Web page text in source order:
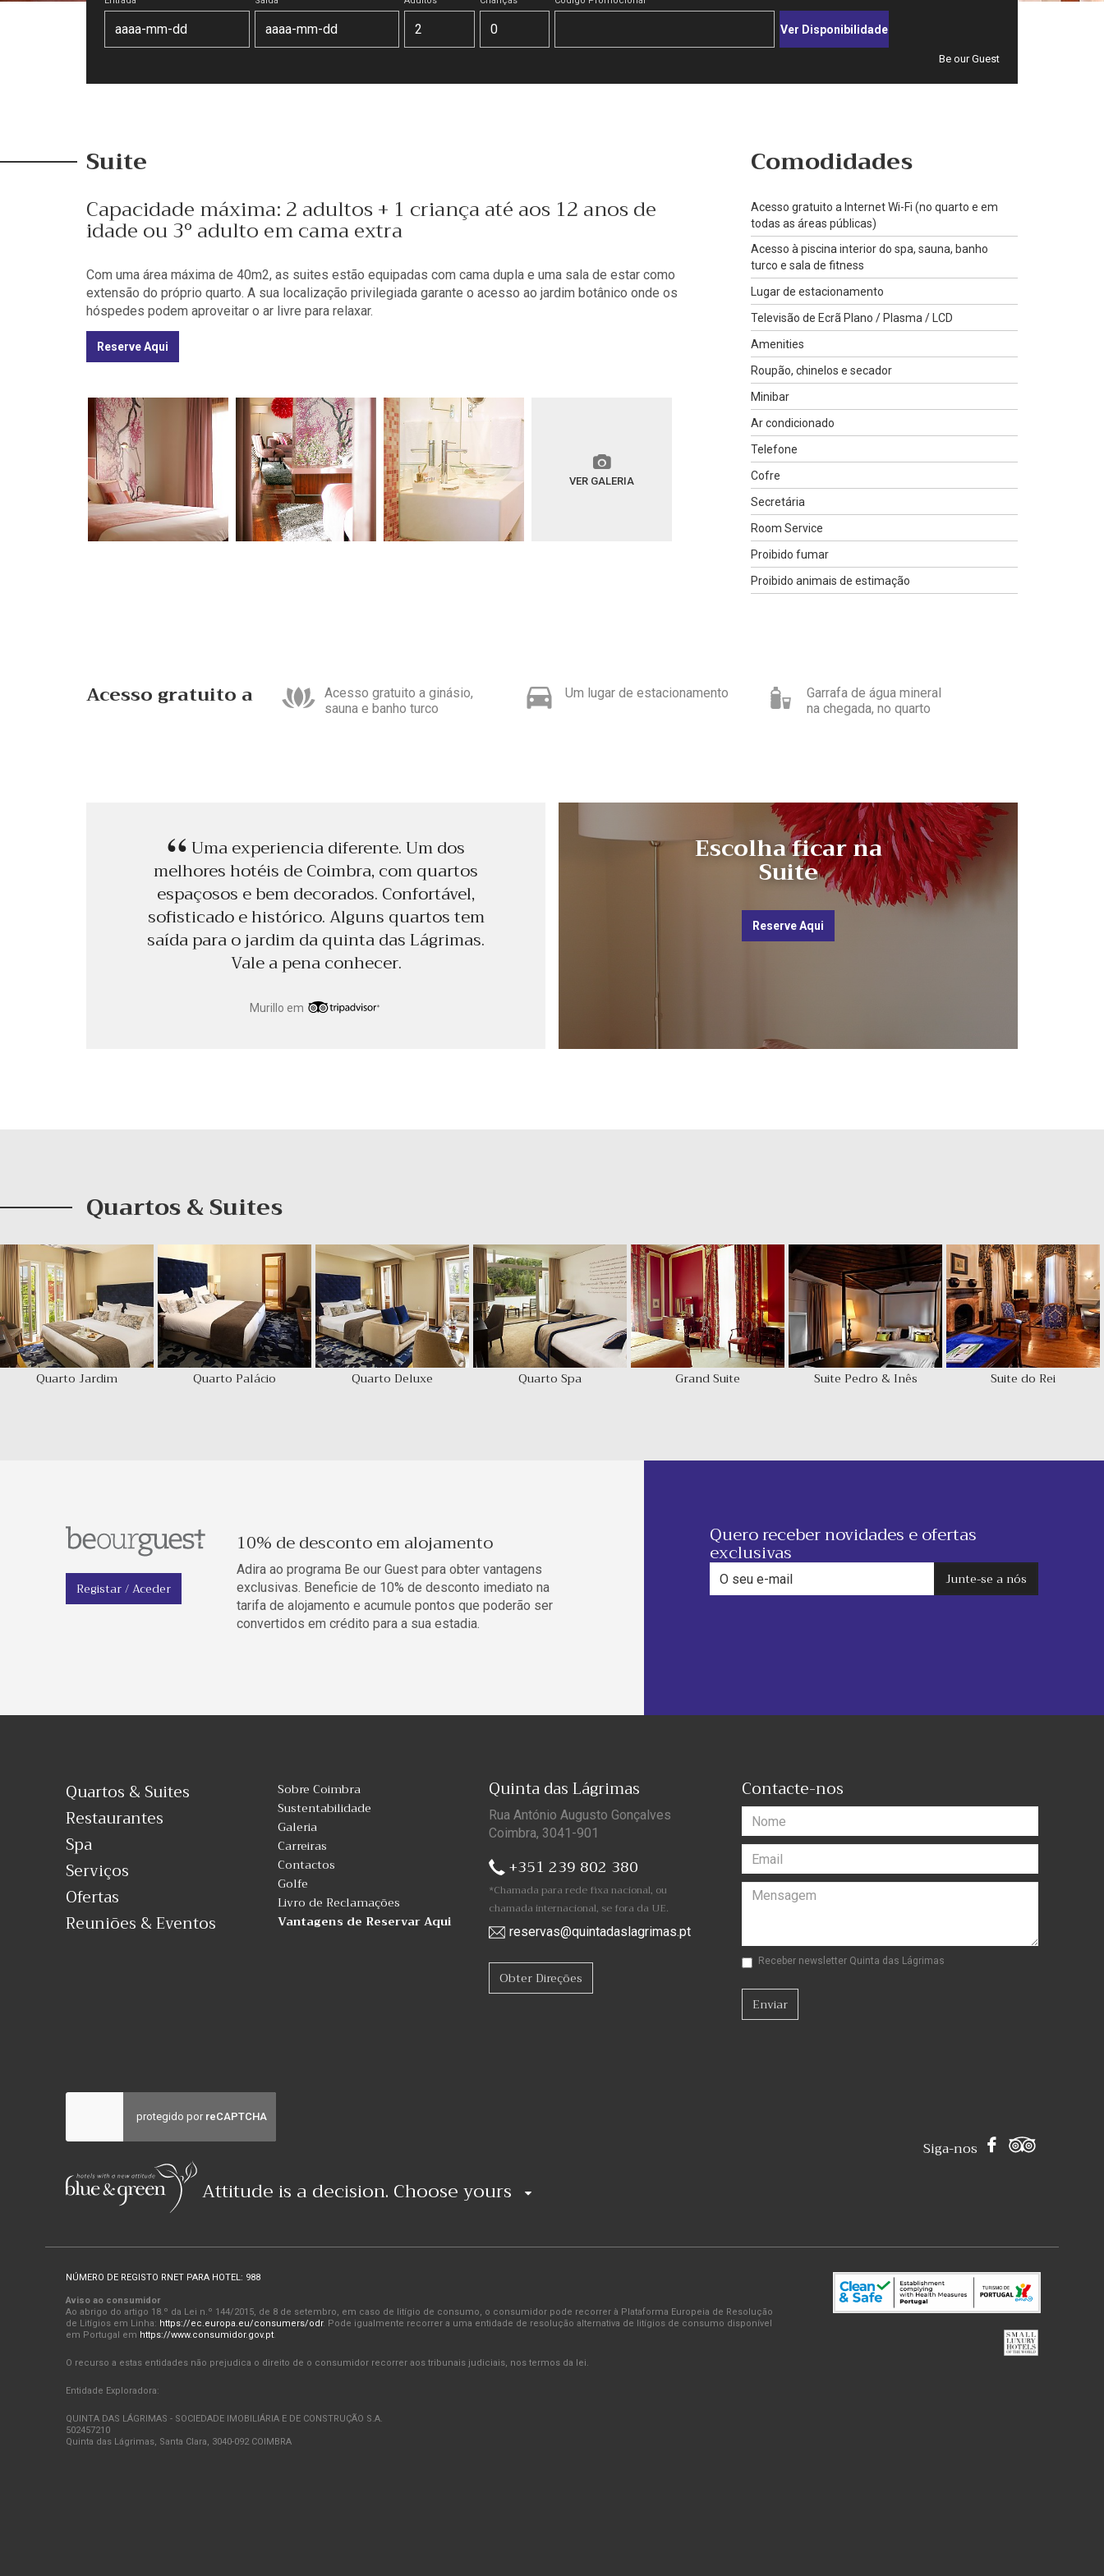
Ver Disponibilidade
Be our Guest
Suite
Capacidade máxima: 2 adultos + 1 criança até aos 12 anos de
idade ou 3º adulto em cama extra
Com uma área máxima de 40m2, as suites estão equipadas com cama dupla e uma sala de estar como
extensão do próprio quarto. A sua localização privilegiada garante o acesso ao jardim botânico onde os
hóspedes podem aproveitar o ar livre para relaxar.
Reserve Aqui
VER GALERIA
Comodidades
Acesso gratuito a Internet Wi-Fi (no quarto e em
todas as áreas públicas)
Acesso à piscina interior do spa, sauna, banho
turco e sala de fitness
Lugar de estacionamento
Televisão de Ecrã Plano / Plasma / LCD
Amenities
Roupão, chinelos e secador
Minibar
Ar condicionado
Telefone
Cofre
Secretária
Room Service
Proibido fumar
Proibido animais de estimação
Acesso gratuito a
Acesso gratuito a ginásio,
sauna e banho turco
Um lugar de estacionamento
Garrafa de água mineral
na chegada, no quarto
Uma experiencia diferente. Um dos
melhores hotéis de Coimbra, com quartos
espaçosos e bem decorados. Confortável,
sofisticado e histórico. Alguns quartos tem
saída para o jardim da quinta das Lágrimas.
Vale a pena conhecer.
Murillo em
Escolha ficar na
Suite
Reserve Aqui
Quartos & Suites
Quarto Jardim Quarto Palácio Quarto Deluxe Quarto Spa Grand Suite Suite Pedro & Inês Suite do Rei
Registar / Aceder
10% de desconto em alojamento
Adira ao programa Be our Guest para obter vantagens
exclusivas. Beneficie de 10% de desconto imediato na
tarifa de alojamento e acumule pontos que poderão ser
convertidos em crédito para a sua estadia.
Quero receber novidades e ofertas
exclusivas
Junte-se a nós
Quartos & Suites
Restaurantes
Spa
Serviços
Ofertas
Reuniões & Eventos
Sobre Coimbra
Sustentabilidade
Galeria
Carreiras
Contactos
Golfe
Livro de Reclamações
Vantagens de Reservar Aqui
Quinta das Lágrimas
Rua António Augusto Gonçalves
Coimbra, 3041-901
+351 239 802 380
*Chamada para rede fixa nacional, ou
chamada internacional, se fora da UE.
reservas@quintadaslagrimas.pt
Obter Direções
Contacte-nos
Receber newsletter Quinta das Lágrimas
Enviar
Attitude is a decision. Choose yours
Siga-nos
TRÓIA
Tróia Design Hotel
NÚMERO DE REGISTO RNET PARA HOTEL: 988
Aviso ao consumidor
Ao abrigo do artigo 18.º da Lei n.º 144/2015, de 8 de setembro, em caso de litígio de consumo, o consumidor pode recorrer à Plataforma Europeia de Resolução
de Litígios em Linha: https://ec.europa.eu/consumers/odr. Pode igualmente recorrer a uma entidade de resolução alternativa de litígios de consumo disponível
em Portugal em https://www.consumidor.gov.pt.
O recurso a estas entidades não prejudica o direito de o consumidor recorrer aos tribunais judiciais, nos termos da lei.
Entidade Exploradora:
QUINTA DAS LÁGRIMAS - SOCIEDADE IMOBILIÁRIA E DE CONSTRUÇÃO S.A.
502457210
Quinta das Lágrimas, Santa Clara, 3040-092 COIMBRA